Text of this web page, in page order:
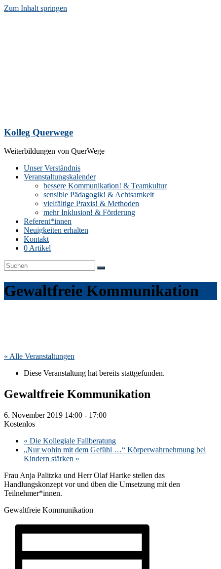
Zum Inhalt springen
Kolleg Querwege
Weiterbildungen von QuerWege
Unser Verständnis
Veranstaltungskalender
bessere Kommunikation! & Teamkultur
sensible Pädagogik! & Achtsamkeit
vielfältige Praxis! & Methoden
mehr Inklusion! & Förderung
Referent*innen
Neuigkeiten erhalten
Kontakt
0 Artikel
Gewaltfreie Kommunikation
« Alle Veranstaltungen
Diese Veranstaltung hat bereits stattgefunden.
Gewaltfreie Kommunikation
6. November 2019 14:00 - 17:00
Kostenlos
« Die Kollegiale Fallberatung
„Nur wohin mit dem Gefühl …“ Körperwahrnehmung bei
Kindern stärken »
Frau Anja Palitzka und Herr Olaf Hartke stellen das
Handlungskonzept vor und üben die Umsetzung mit den
Teilnehmer*innen.
Gewaltfreie Kommunikation